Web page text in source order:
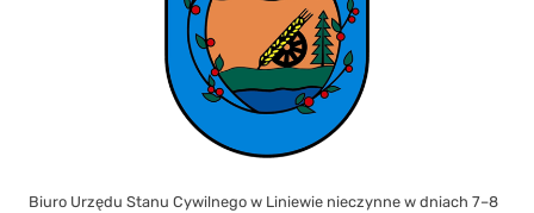
Biuro Urzędu Stanu Cywilnego w Liniewie nieczynne w dniach 7–8